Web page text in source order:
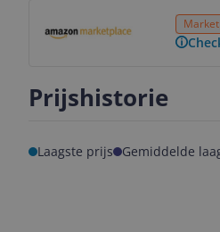
Prijshistorie
Laagste prijs Gemiddelde